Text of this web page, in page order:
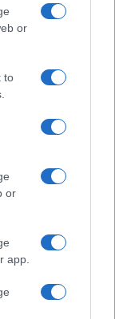
or
to
or
app.
Tel-